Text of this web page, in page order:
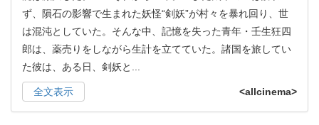
ず、隕石の影響で生まれた妖怪“剣妖”が村々を暴れ回り、世
は混沌としていた。そんな中、記憶を失った青年・壬生狂四
郎は、薬売りをしながら生計を立てていた。諸国を旅してい
た彼は、ある日、剣妖と
全文表示 <allcinema>